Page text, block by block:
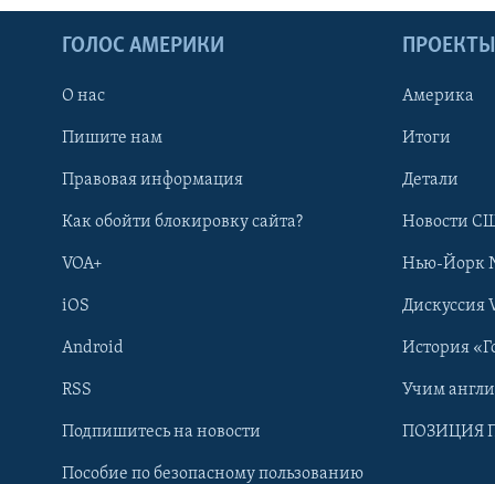
Learning English
ГОЛОС АМЕРИКИ
О нас
Пишите нам
Правовая информация
Как обойти блокировку сайта?
VOA+
iOS
Android
RSS
Подпишитесь на новости
Пособие по безопасному пользованию
ПРОЕКТЫ
Америка
Итоги
Детали
Новости
Нью-Йорк
Дискуссия
История
Учим
ПОЗИЦИЯ